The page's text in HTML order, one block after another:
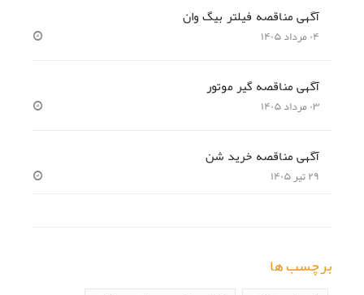
آگهی مناقصه فیلتر بیگ وان
۰۴ مرداد ۱۴۰۵
آگهی مناقصه گیر موتور
۰۳ مرداد ۱۴۰۵
آگهی مناقصه خرید شن
۲۹ تیر ۱۴۰۵
برچسب ها